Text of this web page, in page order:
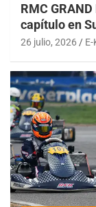
RMC
capítulo en
26 julio, 2026